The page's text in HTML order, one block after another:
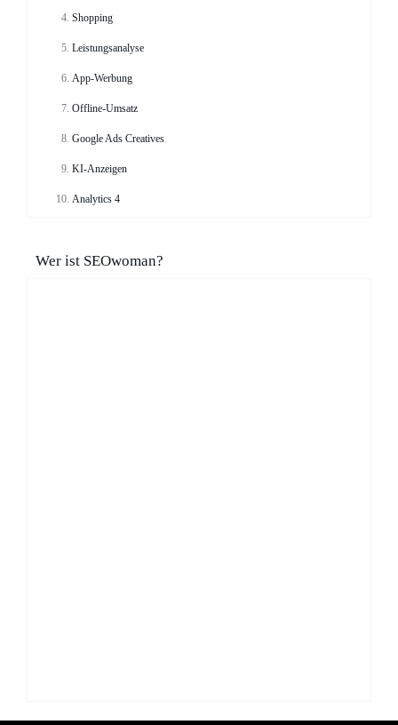
Shopping
Leistungsanalyse
App-Werbung
Offline-Umsatz
Google Ads Creatives
KI-Anzeigen
Analytics 4
Wer ist SEOwoman?